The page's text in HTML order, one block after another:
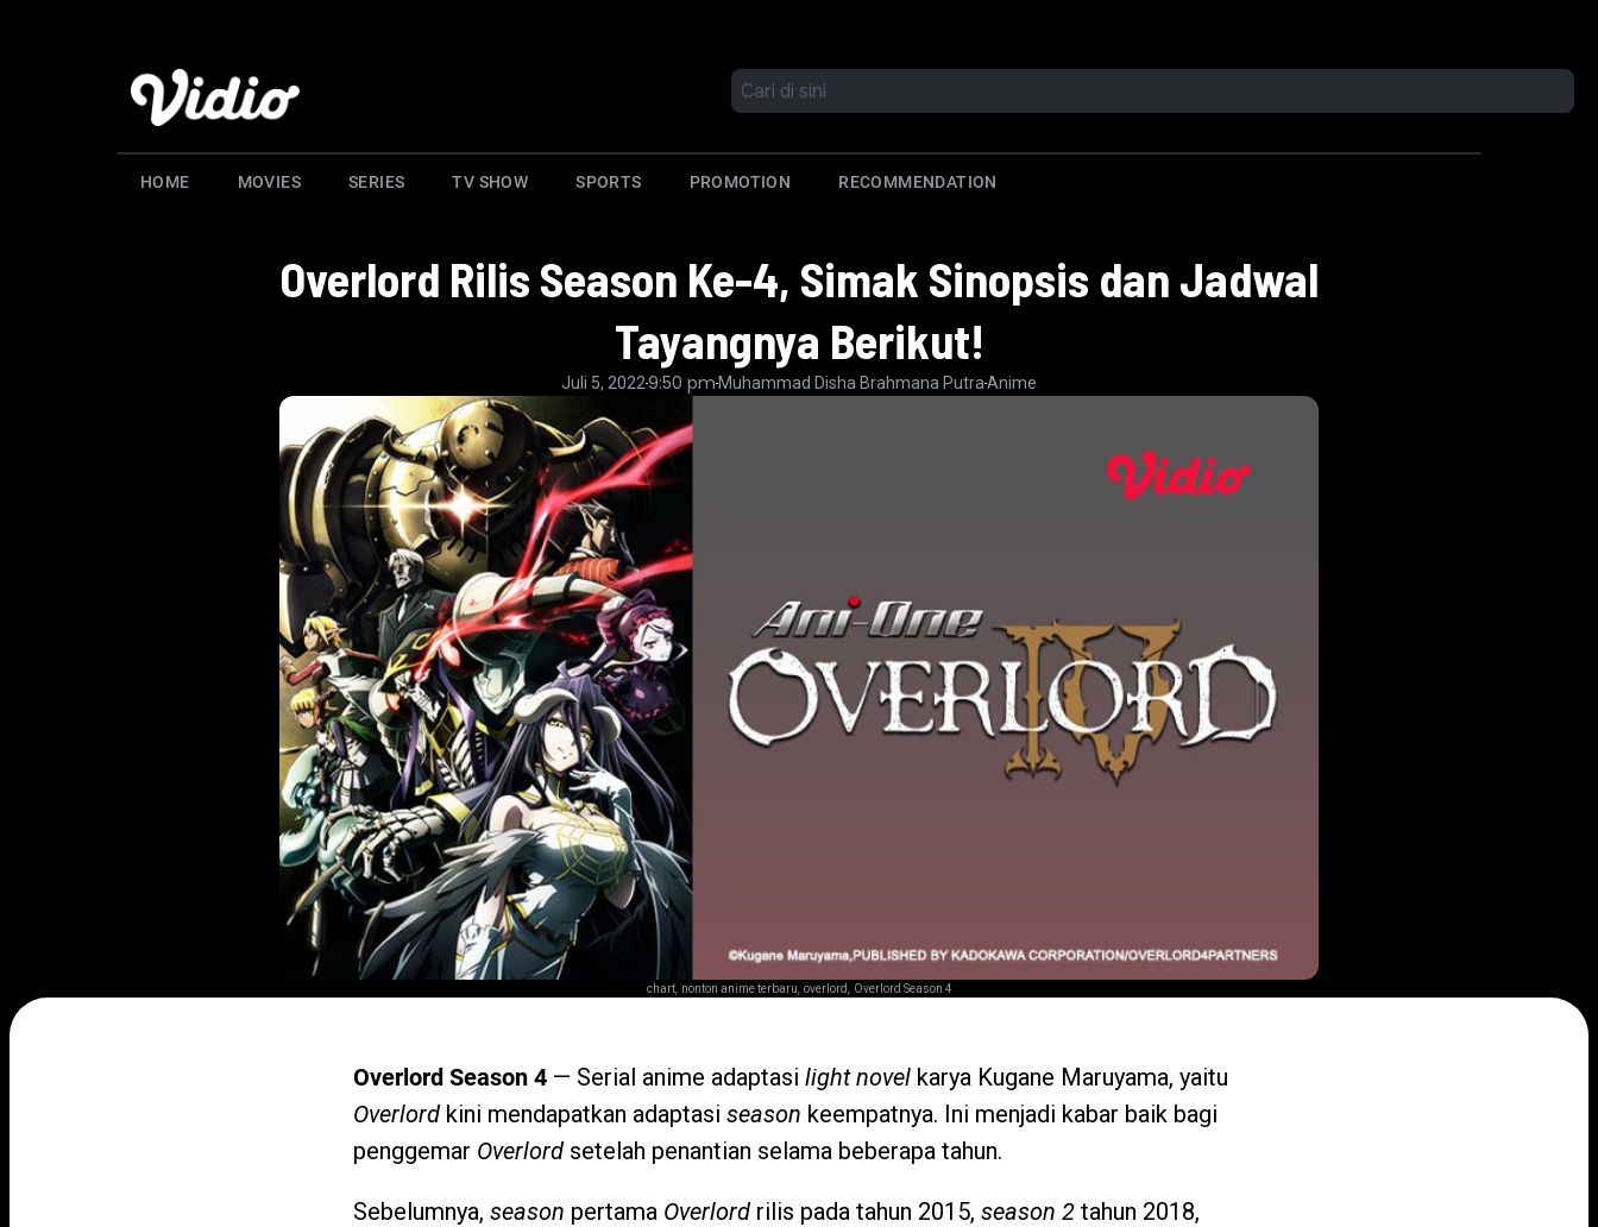
HOME MOVIES SERIES TV SHOW SPORTS PROMOTION RECOMMENDATION
Overlord Rilis Season Ke-4, Simak Sinopsis dan Jadwal
Tayangnya Berikut!
Juli 5, 20229:50 pm Muhammad Disha Brahmana PutraAnime
chart, nonton anime terbaru, overlord, Overlord Season 4
Overlord Season 4 — Serial anime adaptasi light novel karya Kugane Maruyama, yaitu
Overlord kini mendapatkan adaptasi season keempatnya. Ini menjadi kabar baik bagi
penggemar Overlord setelah penantian selama beberapa tahun.
Sebelumnya, season pertama Overlord rilis pada tahun 2015, season 2 tahun 2018,